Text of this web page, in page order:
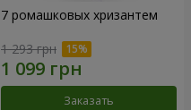
7 ромашковых хризантем
1 293 грн
Заказать